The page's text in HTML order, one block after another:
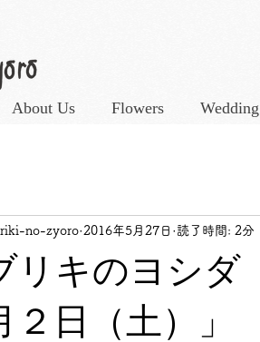
About Us Flowers Wedding
リキのヨシ
２日（土）」
no-zyoro 2016年5月27日 読了時間: 2分